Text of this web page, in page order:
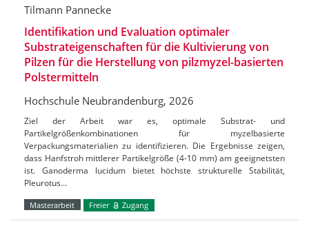
Tilmann Pannecke
Identifikation und Evaluation optimaler
Substrateigenschaften für die Kultivierung von
Pilzen für die Herstellung von pilzmyzel-basierten
Polstermitteln
Hochschule Neubrandenburg, 2026
Ziel der Arbeit war es, optimale Substrat- und
Partikelgrößenkombinationen für myzelbasierte
Verpackungsmaterialien zu identifizieren. Die Ergebnisse zeigen,
dass Hanfstroh mittlerer Partikelgröße (4-10 mm) am geeignetsten
ist. Ganoderma lucidum bietet höchste strukturelle Stabilität,
Pleurotus…
Masterarbeit Freier Zugang